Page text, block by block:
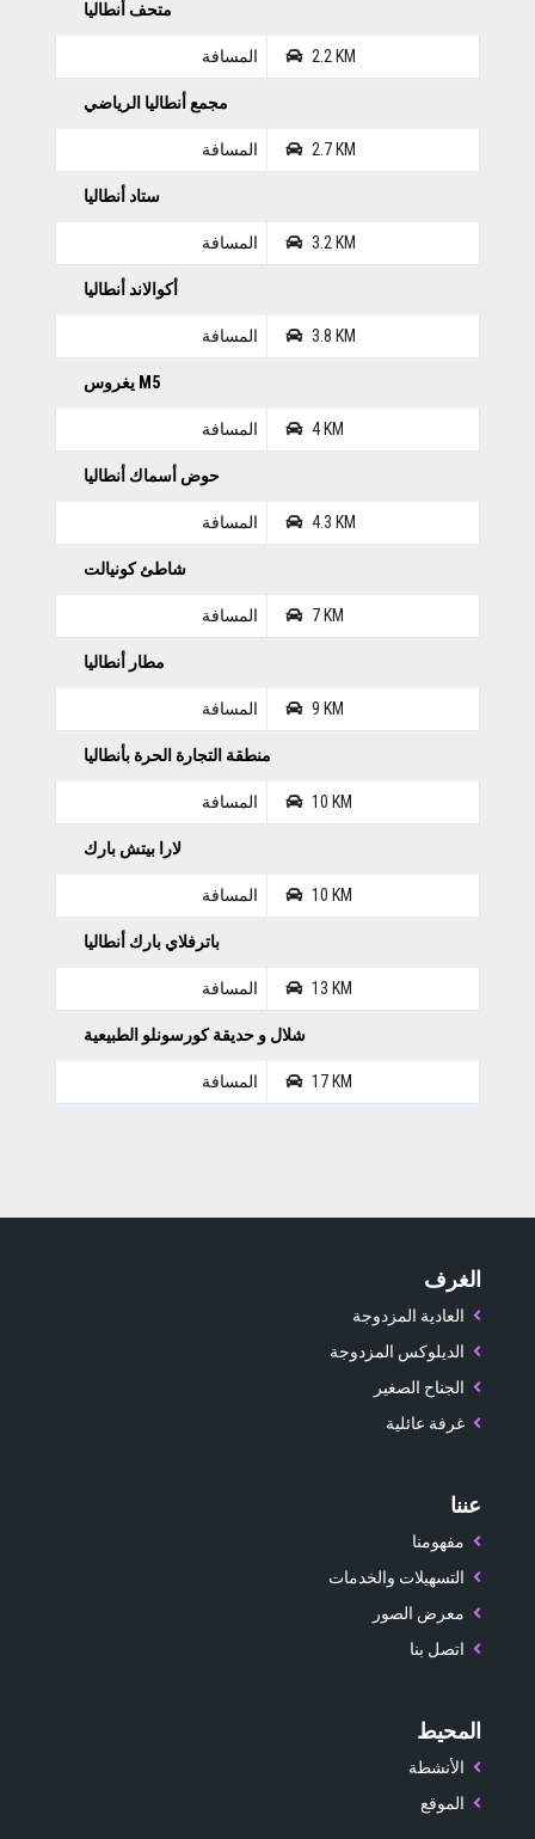
متحف أنطاليا
المسافة 2.2 KM
مجمع أنطاليا الرياضي
المسافة 2.7 KM
ستاد أنطاليا
المسافة 3.2 KM
أكوالاند أنطاليا
المسافة 3.8 KM
يغروس M5
المسافة 4 KM
حوض أسماك أنطاليا
المسافة 4.3 KM
شاطئ كونيالت
المسافة 7 KM
مطار أنطاليا
المسافة 9 KM
منطقة التجارة الحرة بأنطاليا
المسافة 10 KM
لارا بيتش بارك
المسافة 10 KM
باترفلاي بارك أنطاليا
المسافة 13 KM
شلال و حديقة كورسونلو الطبيعية
المسافة 17 KM
الغرف
العادية المزدوجة
الديلوكس المزدوجة
الجناح الصغير
غرفة عائلية
عننا
مفهومنا
التسهيلات والخدمات
معرض الصور
اتصل بنا
المحيط
الأنشطة
الموقع